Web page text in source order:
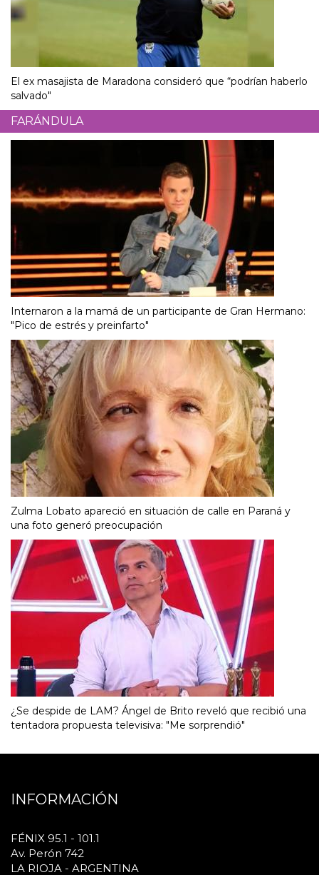
El ex masajista de Maradona consideró que “podrían haberlo
salvado"
FARÁNDULA
Internaron a la mamá de un participante de Gran Hermano:
"Pico de estrés y preinfarto"
Zulma Lobato apareció en situación de calle en Paraná y
una foto generó preocupación
¿Se despide de LAM? Ángel de Brito reveló que recibió una
tentadora propuesta televisiva: "Me sorprendió"
INFORMACIÓN
FÉNIX 95.1 - 101.1
Av. Perón 742
LA RIOJA - ARGENTINA